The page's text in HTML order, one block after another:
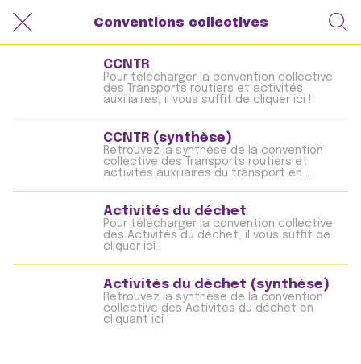
Conventions collectives
CCNTR
Pour télécharger la convention collective
des Transports routiers et activités
auxiliaires, il vous suffit de cliquer ici !
CCNTR (synthèse)
Retrouvez la synthèse de la convention
collective des Transports routiers et
activités auxiliaires du transport en
Activités du déchet
Pour télécharger la convention collective
des Activités du déchet, il vous suffit de
cliquer ici !
Activités du déchet (synthèse)
Retrouvez la synthèse de la convention
collective des Activités du déchet en
cliquant ici